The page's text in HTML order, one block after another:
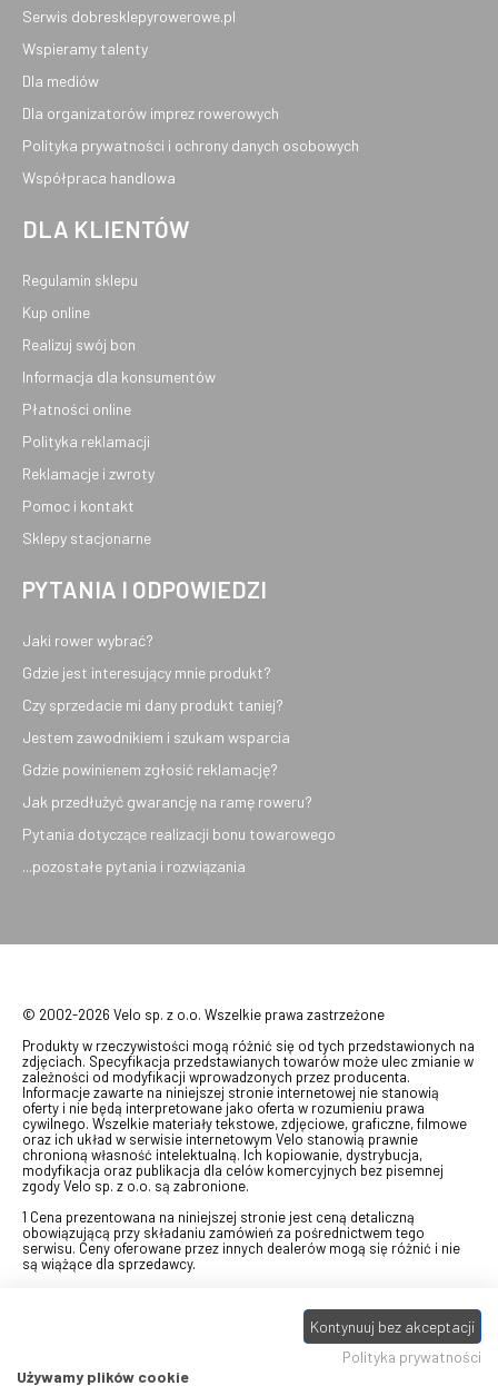
Serwis dobresklepyrowerowe.pl
Wspieramy talenty
Dla mediów
Dla organizatorów imprez rowerowych
Polityka prywatności i ochrony danych osobowych
Współpraca handlowa
DLA KLIENTÓW
Regulamin sklepu
Kup online
Realizuj swój bon
Informacja dla konsumentów
Płatności online
Polityka reklamacji
Reklamacje i zwroty
Pomoc i kontakt
Sklepy stacjonarne
PYTANIA I ODPOWIEDZI
Jaki rower wybrać?
Gdzie jest interesujący mnie produkt?
Czy sprzedacie mi dany produkt taniej?
Jestem zawodnikiem i szukam wsparcia
Gdzie powinienem zgłosić reklamację?
Jak przedłużyć gwarancję na ramę roweru?
Pytania dotyczące realizacji bonu towarowego
...pozostałe pytania i rozwiązania
© 2002-2026 Velo sp. z o.o. Wszelkie prawa zastrzeżone
Produkty w rzeczywistości mogą różnić się od tych przedstawionych na
zdjęciach. Specyfikacja przedstawianych towarów może ulec zmianie w
zależności od modyfikacji wprowadzonych przez producenta.
Informacje zawarte na niniejszej stronie internetowej nie stanowią
oferty i nie będą interpretowane jako oferta w rozumieniu prawa
cywilnego. Wszelkie materiały tekstowe, zdjęciowe, graficzne, filmowe
oraz ich układ w serwisie internetowym Velo stanowią prawnie
chronioną własność intelektualną. Ich kopiowanie, dystrybucja,
modyfikacja oraz publikacja dla celów komercyjnych bez pisemnej
zgody Velo sp. z o.o. są zabronione.
1 Cena prezentowana na niniejszej stronie jest ceną detaliczną
obowiązującą przy składaniu zamówień za pośrednictwem tego
serwisu. Ceny oferowane przez innych dealerów mogą się różnić i nie
są wiążące dla sprzedawcy.
swój bon" na towary z oferty VELO, aktualnie dostępnej na stronie
, w ramach sprzedaży premiowej. Dowiedz się jak
stronie promocji. Prezentowana wartość
eBonu uwzględnia fakt wyrażenia - w procesie rejestracji w Panelu
klienta- zgody na otrzymywanie drogą mailową informacji handlowo-
Kontynuuj bez akceptacji
Polityka prywatności
Używamy plików cookie